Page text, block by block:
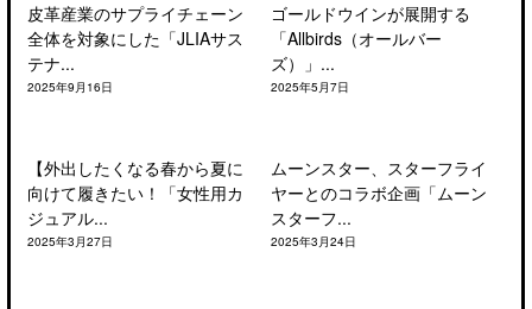
皮革産業のサプライチェーン
全体を対象にした「JLIAサス
テナ...
2025年9月16日
ゴールドウインが展開する
「Allbirds（オールバー
ズ）」...
2025年5月7日
【外出したくなる春から夏に
向けて履きたい！「女性用カ
ジュアル...
2025年3月27日
ムーンスター、スターフライ
ヤーとのコラボ企画「ムーン
スターフ...
2025年3月24日